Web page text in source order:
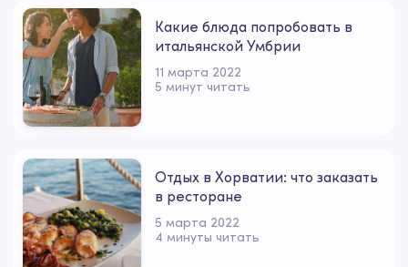
Какие блюда попробовать в
итальянской Умбрии
11 марта 2022
5 минут читать
Отдых в Хорватии: что заказать
в ресторане
5 марта 2022
4 минуты читать